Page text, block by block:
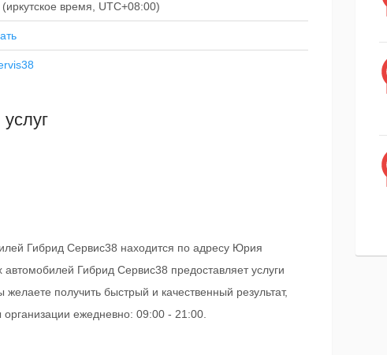
время, UTC+08:00)
Гибрид Сервис38 находится по адресу Юрия
Гибрид Сервис38 предоставляет услуги
получить быстрый и качественный результат,
ежедневно: 09:00 - 21:00.